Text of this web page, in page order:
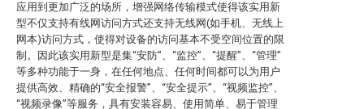
应用到更加广泛的场所，增强网络传输模式使得该实用新
型不仅支持有线网访问方式还支持无线网(如手机、无线上
网本)访问方式，使得对设备的访问基本不受空间位置的限
制。因此该实用新型是集“安防”、“监控”、“提醒”、“管理”
等多种功能于一身，在任何地点、任何时间都可以为用户
提供高效、精确的“安全报警”、“安全提示”、“视频监控”、
“视频录像”等服务，具有安装容易、使用简单、易于管理